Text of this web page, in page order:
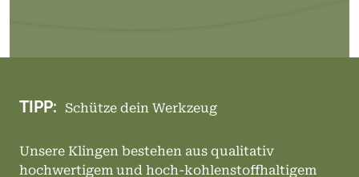
TIPP: Schütze dein Werkzeug
Unsere Klingen bestehen aus qualitativ
hochwertigem und hoch-kohlenstoffhaltigem